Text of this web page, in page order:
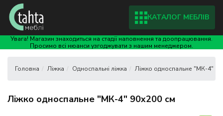
Увага! Магазин знаходиться на стадії наповнення та доопрацювання.
Просимо всі нюанси узгоджувати з нашим менеджером.
КАТАЛОГ МЕБЛІВ
Ліжка Односпальні ліжка Ліжко односпальне "МК-4"
Ліжко односпальне "МК-4" 90x200 см